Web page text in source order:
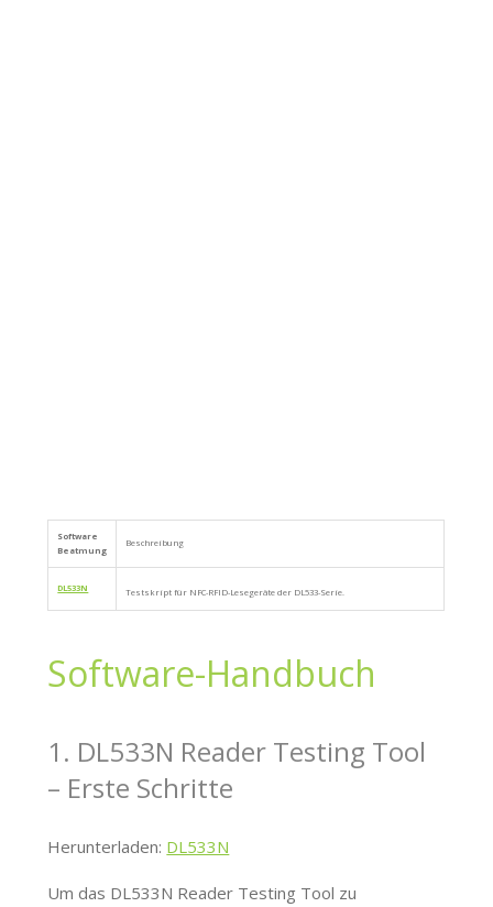
Software
Beatmung
Beschreibung
DL533N Testskript für NFC-RFID-Lesegeräte der DL533-Serie.
Software-Handbuch
1. DL533N Reader Testing Tool
– Erste Schritte
Herunterladen: DL533N
Um das DL533N Reader Testing Tool zu